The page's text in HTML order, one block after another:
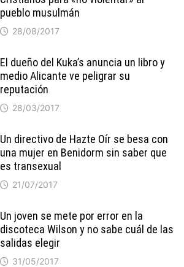
pueblo musulmán
28/08/2017
El dueño del Kuka’s anuncia un libro y
medio Alicante ve peligrar su
reputación
28/03/2017
Un directivo de Hazte Oír se besa con
una mujer en Benidorm sin saber que
es transexual
21/07/2017
Un joven se mete por error en la
discoteca Wilson y no sabe cuál de las
salidas elegir
31/05/2017